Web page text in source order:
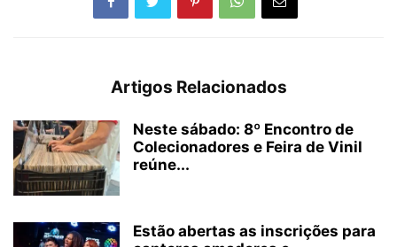
Artigos Relacionados
Neste sábado: 8º Encontro de
Colecionadores e Feira de Vinil
reúne...
Estão abertas as inscrições para